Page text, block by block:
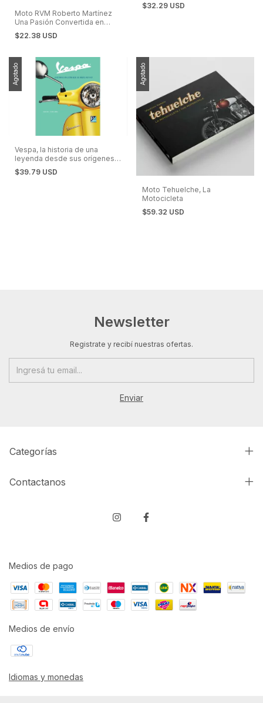
Moto RVM Roberto Martínez
Una Pasión Convertida en
Marca
$22.38 USD
$32.29 USD
Agotado
Vespa, la historia de una
leyenda desde sus orígenes
hasta hoy
$39.79 USD
Agotado
Moto Tehuelche, La
Motocicleta
$59.32 USD
Newsletter
Registrate y recibí nuestras ofertas.
Categorías
Contactanos
Medios de pago
Medios de envío
Idiomas y monedas